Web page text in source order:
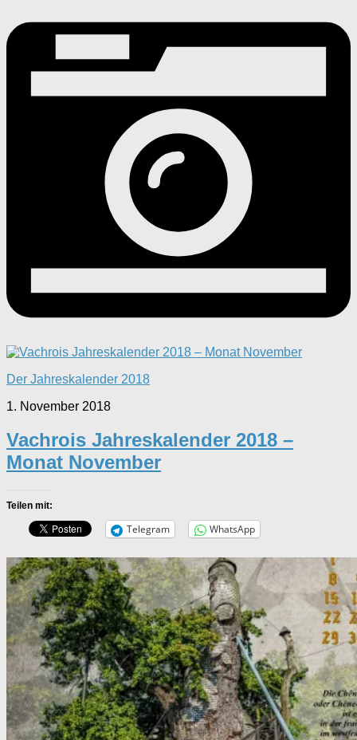
Der Jahreskalender 2018
1. November 2018
Vachrois Jahreskalender 2018 –
Monat November
Teilen mit:
Telegram WhatsApp